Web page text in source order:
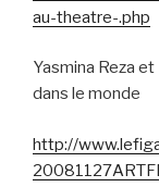
au-theatre-.php
Yasmina Reza
dans le monde
http://